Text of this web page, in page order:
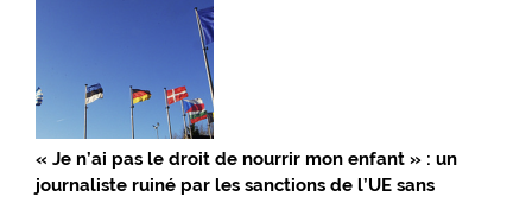
« Je n’ai pas le droit de nourrir mon enfant » : un
journaliste ruiné par les sanctions de l’UE sans